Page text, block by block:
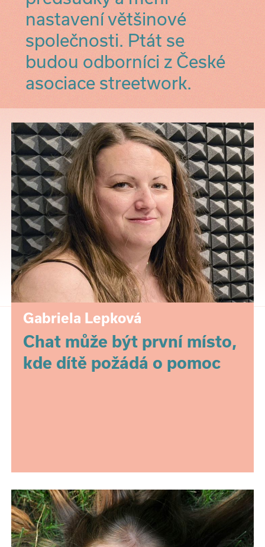
nastavení většinové
společnosti. Ptát se
budou odborníci z České
asociace streetwork.
Gabriela Lepková
Chat může být první místo,
kde dítě požádá o pomoc